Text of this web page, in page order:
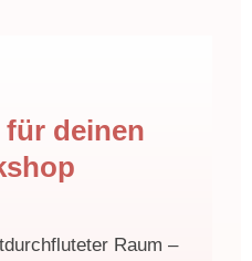
für deinen
Raum –